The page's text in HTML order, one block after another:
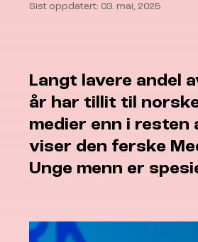
Sist oppdatert: 03. mai, 2025
Langt lavere andel
år har tillit til
medier enn i resten
viser den ferske
Unge menn er